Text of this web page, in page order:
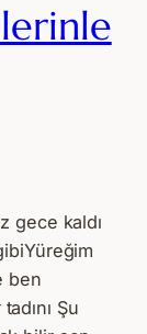
gece kaldı
ben
Şu